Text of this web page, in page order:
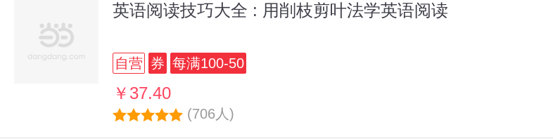
英语阅读技巧大全 : 用削枝剪叶法学英语阅读
自营 券 每满100-50
￥37.40
(706人)